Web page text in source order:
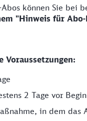
können Sie
"Hinweis für
Voraussetzungen:
2 Tage vor
in dem das